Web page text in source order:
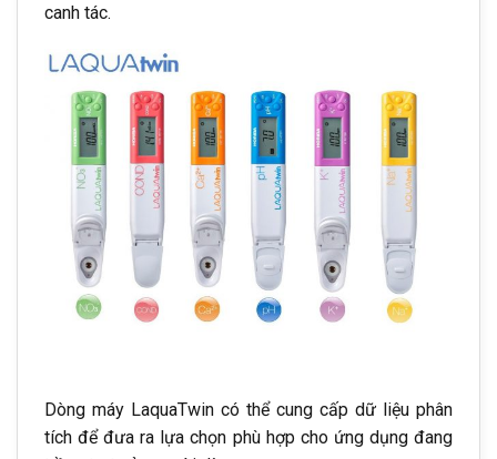
canh tác.
Dòng máy LaquaTwin có thể cung cấp dữ liệu phân
tích để đưa ra lựa chọn phù hợp cho ứng dụng đang